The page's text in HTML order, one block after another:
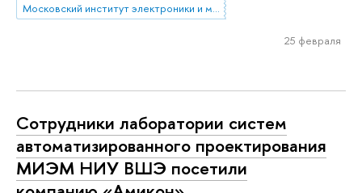
Московский институт электроники и математики им. А.Н. Тихонова
25 февраля
Сотрудники лаборатории систем
автоматизированного проектирования
МИЭМ НИУ ВШЭ посетили